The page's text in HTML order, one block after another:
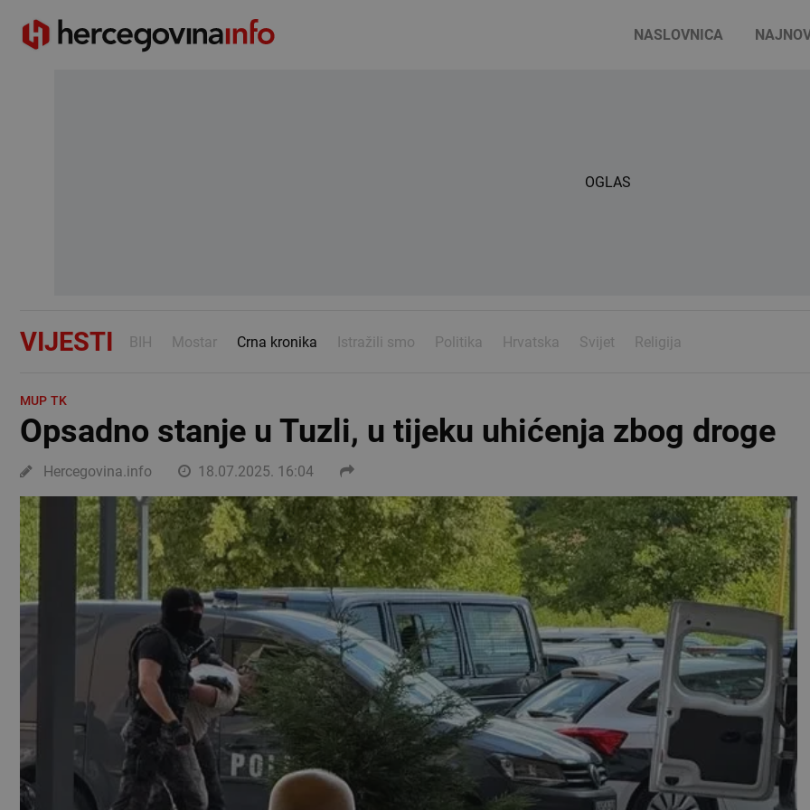
NASLOVNICA
OGLAS
VIJESTI BIH Mostar Crna kronika Istražili smo Politika Hrvatska Svijet Religija
MUP TK
Opsadno stanje u Tuzli, u tijeku uhićenja zbog droge
Hercegovina.info 18.07.2025. 16:04